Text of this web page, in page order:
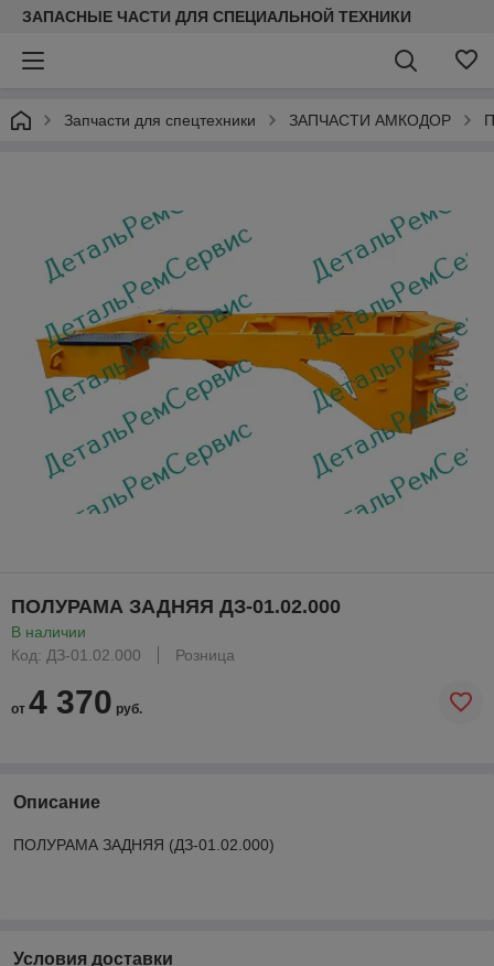
ЗАПАСНЫЕ ЧАСТИ ДЛЯ СПЕЦИАЛЬНОЙ ТЕХНИКИ
Запчасти для спецтехники ЗАПЧАСТИ АМКОДОР
ПОЛУРАМА ЗАДНЯЯ ДЗ-01.02.000
В наличии
Код: ДЗ-01.02.000
Розница
от 4 370 руб.
Описание
ПОЛУРАМА ЗАДНЯЯ (ДЗ-01.02.000)
Условия доставки